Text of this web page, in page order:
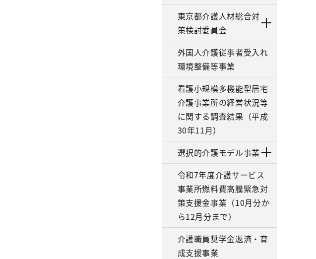
東京都介護人材総合対
策検討委員会
外国人介護従事者受入れ
環境整備等事業
看護小規模多機能型居宅
介護事業所の経営状況等
に関する調査結果（平成
30年11月）
選択的介護モデル事業
令和7年度介護サービス
事業所燃料費高騰緊急対
策支援金事業（10月分か
ら12月分まで）
介護職員奨学金返済・育
成支援事業